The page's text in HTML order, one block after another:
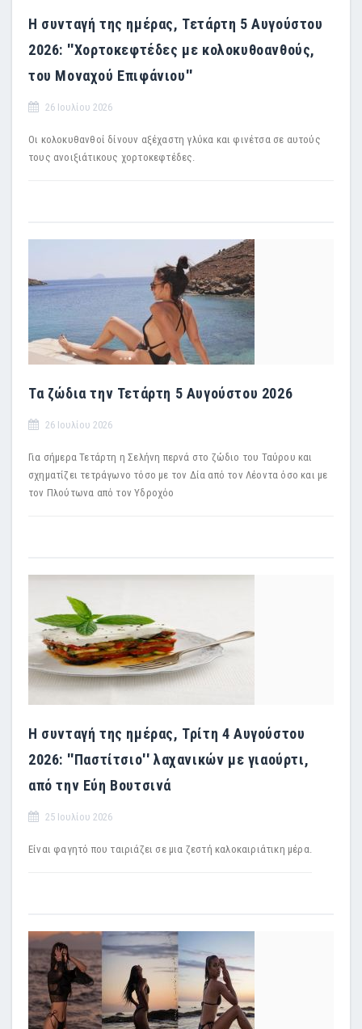
Η συνταγή της ημέρας, Τετάρτη 5 Αυγούστου
2026: ''Χορτοκεφτέδες με κολοκυθοανθούς,
του Μοναχού Επιφάνιου''
26 Ιουλίου 2026
Οι κολοκυθανθοί δίνουν αξέχαστη γλύκα και φινέτσα σε αυτούς
τους ανοιξιάτικους χορτοκεφτέδες.
Τα ζώδια την Τετάρτη 5 Αυγούστου 2026
26 Ιουλίου 2026
Για σήμερα Τετάρτη η Σελήνη περνά στο ζώδιο του Ταύρου και
σχηματίζει τετράγωνο τόσο με τον Δία από τον Λέοντα όσο και με
τον Πλούτωνα από τον Υδροχόο
Η συνταγή της ημέρας, Τρίτη 4 Αυγούστου
2026: ''Παστίτσιο'' λαχανικών με γιαούρτι,
από την Εύη Βουτσινά
25 Ιουλίου 2026
Είναι φαγητό που ταιριάζει σε μια ζεστή καλοκαιριάτικη μέρα.